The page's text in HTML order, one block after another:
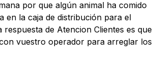
por que algún animal ha comido
en la caja de distribución para el
respuesta de Atencion Clientes es que
vuestro operador para arreglar los